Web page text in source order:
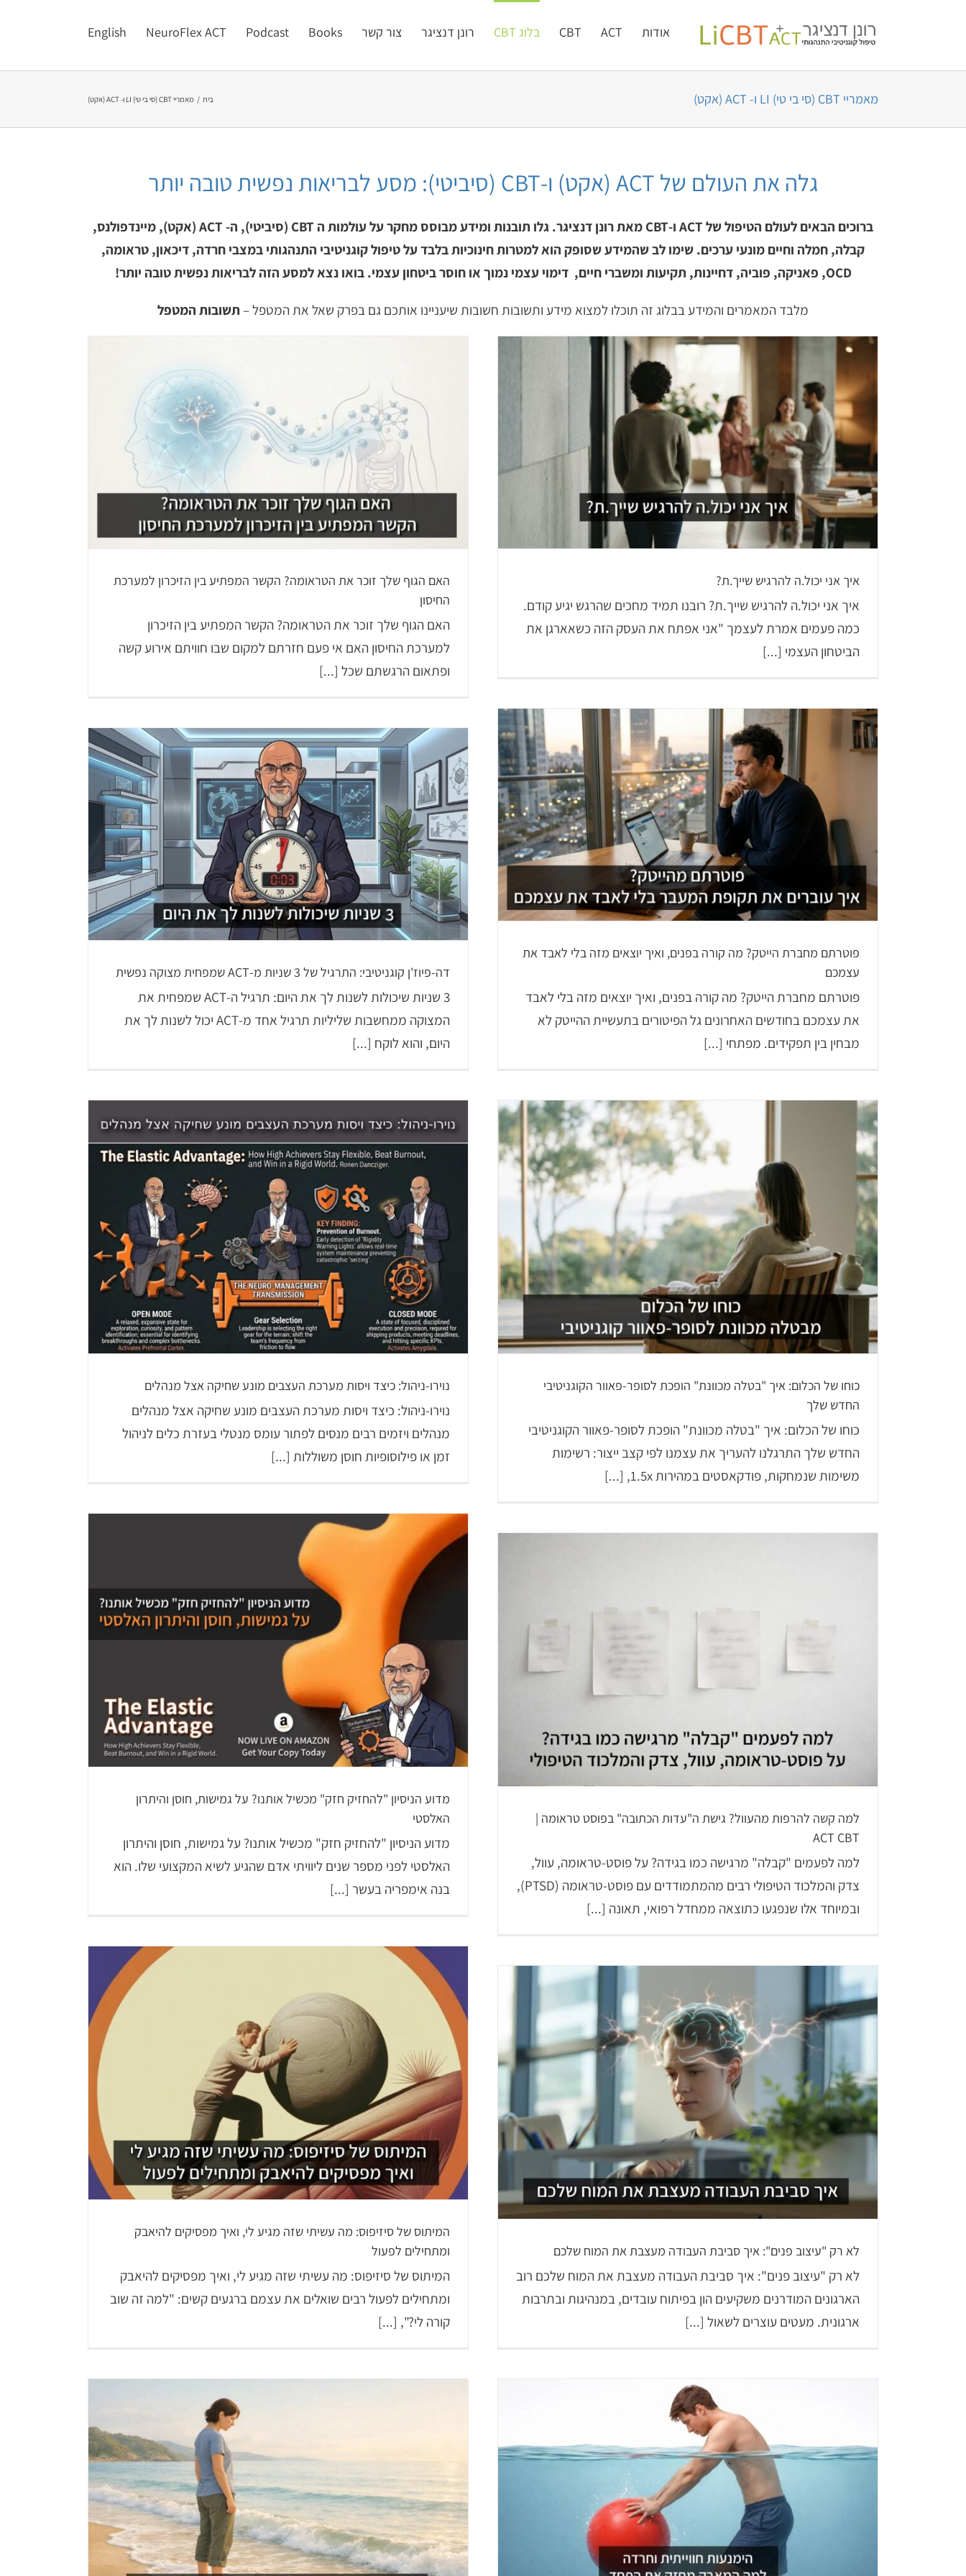
אודות ACT
CBT בלוג CBT רונן דנציגר צור קשר Books
Podcast
NeuroFlex ACT
English
מאמריי CBT (סי בי טי) LI ו- ACT (אקט) בית מאמריי CBT (סי בי טי) LI ו- ACT (אקט)
גלה את העולם של ACT (אקט) ו-CBT (סיביטי): מסע לבריאות נפשית טובה יותר
ברוכים הבאים לעולם הטיפול של ACT ו-CBT מאת רונן דנציגר. גלו תובנות ומידע מבוסס מחקר על עולמות ה CBT (סיביטי), ה- ACT (אקט), מיינדפולנס,
קבלה, חמלה וחיים מונעי ערכים. שימו לב שהמידע שסופק הוא למטרות חינוכיות בלבד על טיפול קוגניטיבי התנהגותי במצבי חרדה, דיכאון, טראומה,
OCD, פאניקה, פוביה, דחיינות, תקיעות ומשברי חיים, דימוי עצמי נמוך או חוסר ביטחון עצמי. בואו נצא למסע הזה לבריאות נפשית טובה יותר!
מלבד המאמרים והמידע בבלוג זה תוכלו למצוא מידע ותשובות חשובות שיעניינו אותכם גם בפרק שאל את המטפל – תשובות המטפל
איך אני יכול.ה להרגיש שייך.ת?
LiCBT
איך אני יכול.ה להרגיש שייך.ת?
איך אני יכול.ה להרגיש שייך.ת? רובנו תמיד מחכים שהרגש יגיע קודם.
כמה פעמים אמרת לעצמך "אני אפתח את העסק הזה כשאארגן את
הביטחון העצמי [...]
האם הגוף שלך זוכר את הטראומה? הקשר המפתיע בין הזיכרון למערכת
החיסון
האם הגוף שלך זוכר את הטראומה? הקשר המפתיע בין הזיכרון
למערכת החיסון האם אי פעם חזרתם למקום שבו חוויתם אירוע קשה
ופתאום הרגשתם שכל [...]
פוטרתם מחברת הייטק? מה קורה בפנים, ואיך יוצאים מזה בלי לאבד
את עצמכם
ACT LiCBT
פוטרתם מחברת הייטק? מה קורה בפנים, ואיך יוצאים מזה בלי לאבד את
עצמכם
פוטרתם מחברת הייטק? מה קורה בפנים, ואיך יוצאים מזה בלי לאבד
את עצמכם בחודשים האחרונים גל הפיטורים בתעשיית ההייטק לא
מבחין בין תפקידים. מפתחי [...]
דה-פיוז'ן קוגניטיבי: התרגיל של 3 שניות מ-ACT שמפחית מצוקה נפשית
3 שניות שיכולות לשנות לך את היום: תרגיל ה-ACT שמפחית את
המצוקה ממחשבות שליליות תרגיל אחד מ-ACT יכול לשנות לך את
היום, והוא לוקח [...]
כוחו של הכלום: איך "בטלה מכוונת" הופכת לסופר-פאוור הקוגניטיבי
החדש שלך
ACT LiCBT
כוחו של הכלום: איך "בטלה מכוונת" הופכת לסופר-פאוור הקוגניטיבי
החדש שלך
כוחו של הכלום: איך "בטלה מכוונת" הופכת לסופר-פאוור הקוגניטיבי
החדש שלך התרגלנו להעריך את עצמנו לפי קצב ייצור: רשימות
משימות שנמחקות, פודקאסטים במהירות 1.5x, [...]
נוירו-ניהול: כיצד ויסות מערכת העצבים מונע שחיקה אצל מנהלים
נוירו-ניהול: כיצד ויסות מערכת העצבים מונע שחיקה אצל מנהלים
מנהלים ויזמים רבים מנסים לפתור עומס מנטלי בעזרת כלים לניהול
זמן או פילוסופיות חוסן משוללות [...]
מדוע הניסיון "להחזיק חזק" מכשיל אותנו? על גמישות, חוסן והיתרון
האלסטי
מדוע הניסיון "להחזיק חזק" מכשיל אותנו? על גמישות, חוסן והיתרון
האלסטי לפני מספר שנים ליוויתי אדם שהגיע לשיא המקצועי שלו. הוא
בנה אימפריה בעשר [...]
למה קשה להרפות מהעוול? גישת ה"עדות הכתובה" בפוסט טראומה |
ACT CBT
ACT LiCBT NeuroFlex ACT
למה קשה להרפות מהעוול? גישת ה"עדות הכתובה" בפוסט טראומה |
ACT CBT
למה לפעמים "קבלה" מרגישה כמו בגידה? על פוסט-טראומה, עוול,
צדק והמלכוד הטיפולי רבים מהמתמודדים עם פוסט-טראומה (PTSD),
ובמיוחד אלו שנפגעו כתוצאה ממחדל רפואי, תאונה [...]
המיתוס של סיזיפוס: מה עשיתי שזה מגיע לי, ואיך מפסיקים להיאבק
ומתחילים לפעול
המיתוס של סיזיפוס: מה עשיתי שזה מגיע לי, ואיך מפסיקים להיאבק
ומתחילים לפעול רבים שואלים את עצמם ברגעים קשים: "למה זה שוב
קורה לי?", [...]
לא רק "עיצוב פנים": איך סביבת העבודה מעצבת את המוח שלכם
LiCBT NeuroFlex ACT
לא רק "עיצוב פנים": איך סביבת העבודה מעצבת את המוח שלכם
לא רק "עיצוב פנים": איך סביבת העבודה מעצבת את המוח שלכם רוב
הארגונים המודרנים משקיעים הון בפיתוח עובדים, במנהיגות ובתרבות
ארגונית. מעטים עוצרים לשאול [...]
הימנעות חווייתית וחרדה: למה המאבק מחזק את הפחד – ואיך ACT
מציע כיוון אחר
ACT LiCBT NeuroFlex ACT